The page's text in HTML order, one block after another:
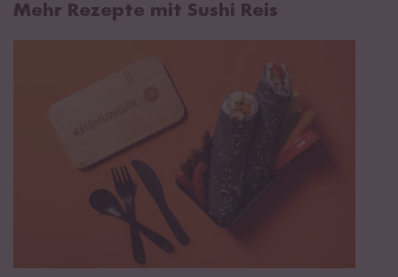
Mehr Rezepte mit Sushi Reis